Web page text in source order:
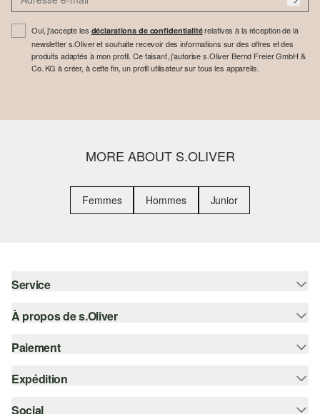
Oui, j'accepte les déclarations de confidentialitérelatives à la réception de la
newsletter s.Oliver et souhaite recevoir des informations sur des offres et des
produits adaptés à mon profil. Ce faisant, j'autorise s.Oliver Bernd Freier GmbH &
Co. KG à créer, à cette fin, un profil utilisateur sur tous les appareils.
MORE ABOUT S.OLIVER
Femmes Hommes Junior
Service
Aide - FAQ
À propos de s.Oliver
S'abonner à la Newsletter
s.Oliver Card
Paiement
Carte de crédit
Expédition
Suivi de colis
Social